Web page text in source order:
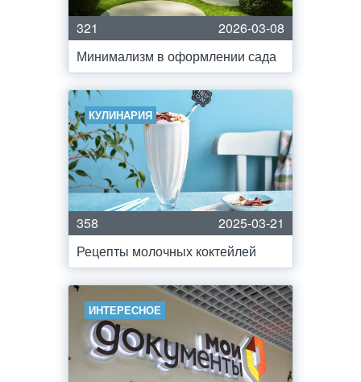
321
2026-03-08
Минимализм в оформлении сада
КУЛИНАРИЯ
358
2025-03-21
Рецепты молочных коктейлей
ИНТЕРЕСНОЕ